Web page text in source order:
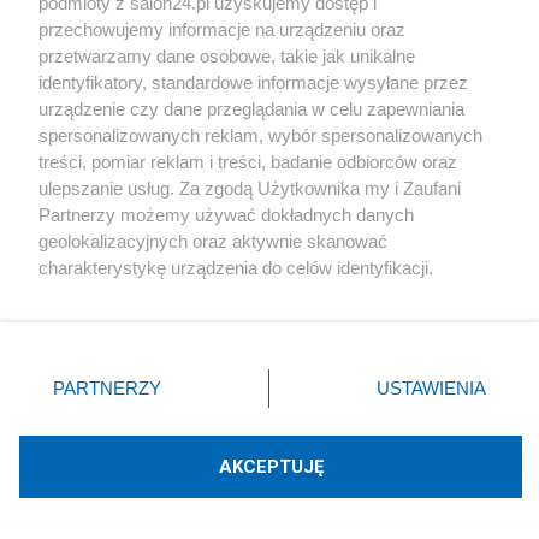
Redakcja
Hofman bezlitosny dla Kurskiego. "48 godzin po
Smoleńsku liczył, których posłów wyciągnąć"
Redakcja
Najpopularniejsze
Trudna historia i trudna teraźniejszość czyli komu
odbierać Order Orła Białego?
przechowujemy informacje na urządzeniu oraz
przetwarzamy dane osobowe, takie jak unikalne
identyfikatory, standardowe informacje wysyłane przez
urządzenie czy dane przeglądania w celu zapewniania
spersonalizowanych reklam, wybór spersonalizowanych
treści, pomiar reklam i treści, badanie odbiorców oraz
ulepszanie usług. Za zgodą Użytkownika my i Zaufani
Partnerzy możemy używać dokładnych danych
geolokalizacyjnych oraz aktywnie skanować
charakterystykę urządzenia do celów identyfikacji.
zmienić/wycofać klikając przycisk ustawień prywatności
znajdujący się w lewym dolnym rogu strony
rodzaje przetwarzania danych nie wymagają zgody
użytkownika, ale masz prawo sprzeciwić się takiemu
PARTNERZY USTAWIENIA
AKCEPTUJĘ